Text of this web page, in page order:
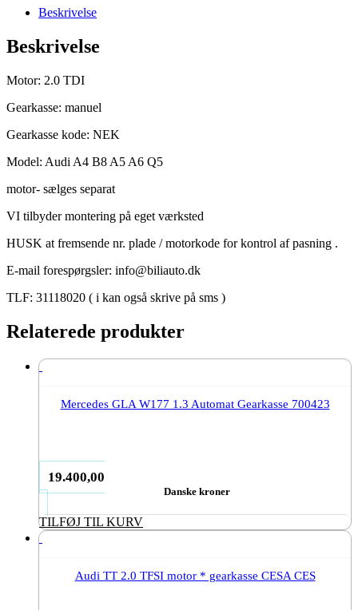
Quattro
manuel
gearkasse
kode
antal
Beskrivelse
Beskrivelse
Motor: 2.0 TDI
Gearkasse: manuel
Gearkasse kode: NEK
Model: Audi A4 B8 A5 A6 Q5
motor- sælges separat
VI tilbyder montering på eget værksted
HUSK at fremsende nr. plade / motorkode for kontrol af pasning .
E-mail forespørgsler: info@biliauto.dk
TLF: 31118020 ( i kan også skrive på sms )
Relaterede produkter
Mercedes GLA W177 1.3 Automat Gearkasse 700423
19.400,00
Danske kroner
TILFØJ TIL KURV
Audi TT 2.0 TFSI motor * gearkasse CESA CES